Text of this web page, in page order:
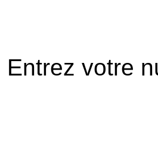
Entrez votre